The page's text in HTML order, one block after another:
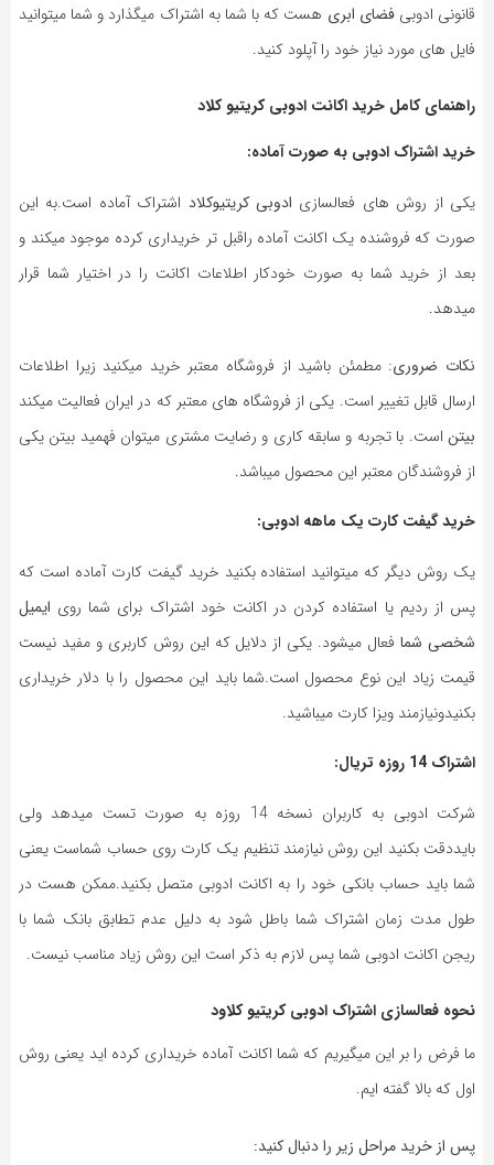
قانونی ادوبی فضای ابری هست که با شما به اشتراک میگذارد و شما میتوانید
فایل های مورد نیاز خود را آپلود کنید.
راهنمای کامل خرید اکانت ادوبی کریتیو کلاد
خرید اشتراک ادوبی به صورت آماده:
یکی از روش های فعالسازی ادوبی کریتیوکلاد اشتراک آماده است.به این
صورت که فروشنده یک اکانت آماده راقبل تر خریداری کرده موجود میکند و
بعد از خرید شما به صورت خودکار اطلاعات اکانت را در اختیار شما قرار
میدهد.
نکات ضروری: مطمئن باشید از فروشگاه معتبر خرید میکنید زیرا اطلاعات
ارسال قابل تغییر است. یکی از فروشگاه های معتبر که در ایران فعالیت میکند
بیتن است. با تجربه و سابقه کاری و رضایت مشتری میتوان فهمید بیتن یکی
از فروشندگان معتبر این محصول میباشد.
خرید گیفت کارت یک ماهه ادوبی:
یک روش دیگر که میتوانید استفاده بکنید خرید گیفت کارت آماده است که
پس از ردیم یا استفاده کردن در اکانت خود اشتراک برای شما روی ایمیل
شخصی شمافعال میشود. یکی از دلایل که این روش کاربری و مفید نیست
قیمت زیاد این نوع محصول است.شما باید این محصول را با دلار خریداری
بکنیدونیازمند ویزا کارت میباشید.
اشتراک 14 روزه تریال:
شرکت ادوبی به کاربران نسخه 14 روزه به صورت تست میدهد ولی
بایددقت بکنید این روش نیازمند تنظیم یک کارت روی حساب شماست یعنی
شما باید حساب بانکی خود را به اکانت ادوبی متصل بکنید.ممکن هست در
طول مدت زمان اشتراک شما باطل شود به دلیل عدم تطابق بانک شما با
ریجن اکانت ادوبی شما پس لازم به ذکر است این روش زیاد مناسب نیست.
نحوه فعالسازی اشتراک ادوبی کریتیو کلاود
ما فرض را بر این میگیریم که شما اکانت آماده خریداری کرده اید یعنی روش
اول که بالا گفته ایم.
پس از خرید مراحل زیر را دنبال کنید: